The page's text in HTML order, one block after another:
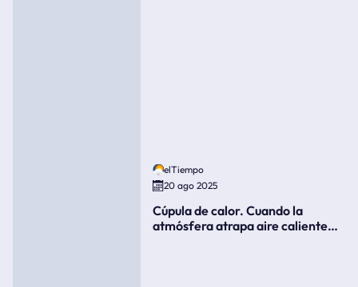
elTiempo
20 ago 2025
Cúpula de calor. Cuando la
atmósfera atrapa aire caliente